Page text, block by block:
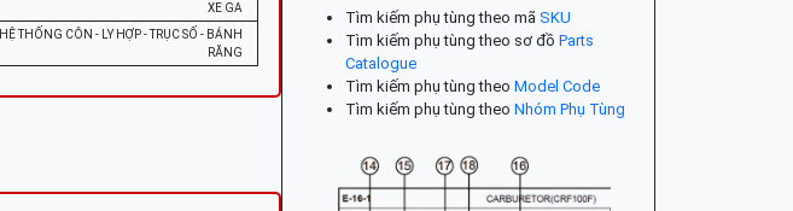
XE GA
HỆ THỐNG CÔN - LY HỢP - TRỤC SỐ - BÁNH
RĂNG
Tìm kiếm phụ tùng theo mã SKU
Tìm kiếm phụ tùng theo sơ đồ Parts
Catalogue
Tìm kiếm phụ tùng theo Model Code
Tìm kiếm phụ tùng theo Nhóm Phụ Tùng